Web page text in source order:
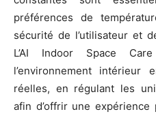
préférences de
sécurité de l’utilisateur et
L’AI Indoor Space
l’environnement intérieur
réelles, en régulant les
afin d’offrir une expérience